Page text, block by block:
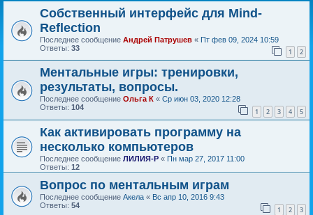
Собственный интерфейс для Mind-
Reflection
Последнее сообщение Андрей Патрушев « Пт фев 09, 2024 10:59
Ответы: 33 1 2
Ментальные игры: тренировки,
результаты, вопросы.
Последнее сообщение Ольга К « Ср июн 03, 2020 12:28
Ответы: 104 1 2 3 4 5
Как активировать программу на
несколько компьютеров
Последнее сообщение ЛИЛИЯ-Р « Пн мар 27, 2017 11:00
Ответы: 12
Вопрос по ментальным играм
Последнее сообщение Акела « Вс апр 10, 2016 9:43
Ответы: 54 1 2 3